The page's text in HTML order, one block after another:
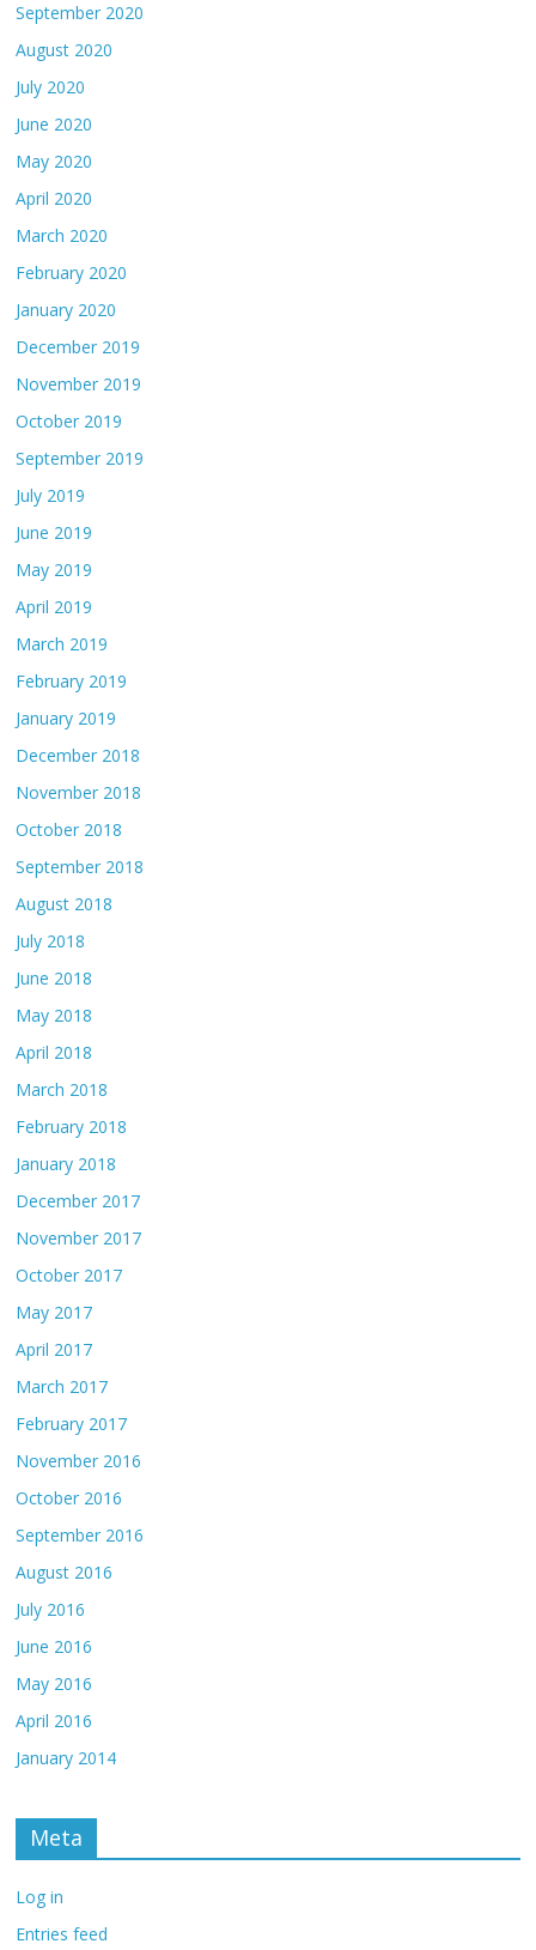
September 2020
August 2020
July 2020
June 2020
May 2020
April 2020
March 2020
February 2020
January 2020
December 2019
November 2019
October 2019
September 2019
July 2019
June 2019
May 2019
April 2019
March 2019
February 2019
January 2019
December 2018
November 2018
October 2018
September 2018
August 2018
July 2018
June 2018
May 2018
April 2018
March 2018
February 2018
January 2018
December 2017
November 2017
October 2017
May 2017
April 2017
March 2017
February 2017
November 2016
October 2016
September 2016
August 2016
July 2016
June 2016
May 2016
April 2016
January 2014
Meta
Log in
Entries feed